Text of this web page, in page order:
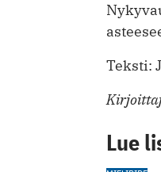
Teksti:
Lue